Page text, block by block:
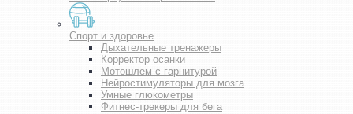
Спорт и здоровье
Дыхательные тренажеры
Корректор осанки
Мотошлем с гарнитурой
Нейростимуляторы для мозга
Умные глюкометры
Фитнес-трекеры для бега